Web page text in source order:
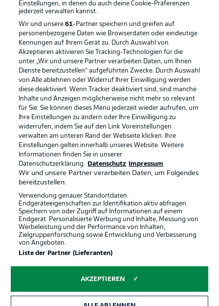
Rechtliche Hinweise Voreinstellungen verwalten
Datenschutz Nutzungsbedingungen
Broadcaster Kontakt
Jobs Impressum
Partner Spieler
Liveticker
© 2026 Bundesliga-Gruppe GmbH
Sprachauswahl
Einstellungen, in denen du auch deine Cookie-Präferenzen
jederzeit verwalten kannst.
Wir und unsere61-Partner speichern und greifen auf
personenbezogene Daten wie Browserdaten oder eindeutige
Kennungen auf Ihrem Gerät zu. Durch Auswahl von
Akzeptieren aktivieren Sie Tracking-Technologien für die
unter „Wir und unsere Partner verarbeiten Daten, um Ihnen
Dienste bereitzustellen“ aufgeführten Zwecke. Durch Auswahl
von Alle ablehnen oder Widerruf Ihrer Einwilligung werden
diese deaktiviert. Wenn Tracker deaktiviert sind, sind manche
Inhalte und Anzeigen möglicherweise nicht mehr so relevant
für Sie. Sie können dieses Menü jederzeit wieder aufrufen, um
Ihre Einstellungen zu ändern oder Ihre Einwilligung zu
widerrufen, indem Sie auf den Link Voreinstellungen
verwalten am unteren Rand der Webseite klicken. Ihre
Einstellungen gelten innerhalb unseres Website. Weitere
Informationen finden Sie in unserer
Datenschutzerklärung.
Datenschutz Impressum
Wir und unsere Partner verarbeiten Daten, um Folgendes
bereitzustellen:
Verwendung genauer Standortdaten.
Endgeräteeigenschaften zur Identifikation aktiv abfragen.
Speichern von oder Zugriff auf Informationen auf einem
Endgerät. Personalisierte Werbung und Inhalte, Messung von
Werbeleistung und der Performance von Inhalten,
Zielgruppenforschung sowie Entwicklung und Verbesserung
von Angeboten.
Liste der Partner (Lieferanten)
AKZEPTIEREN